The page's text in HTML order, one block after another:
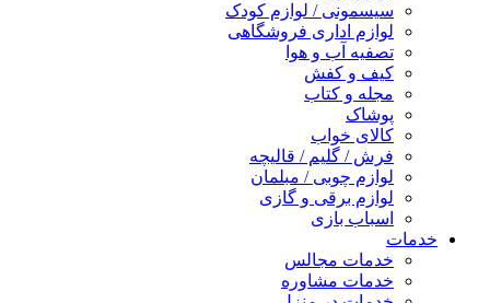
سیسمونی / لوازم کودک
لوازم اداری فروشگاهی
تصفیه آب و هوا
کیف و کفش
مجله و کتاب
پوشاک
کالای خواب
فرش / گلیم / قالیچه
لوازم چوبی / مبلمان
لوازم برقی و گازی
اسباب بازی
خدمات
خدمات مجالس
خدمات مشاوره